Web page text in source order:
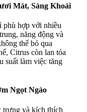
Mát, Sảng Khoái
phù hợp với nhiều
năng động và
thể bỏ qua
Citrus còn lan tỏa
suất làm việc tăng
Ngọt Ngào
trưng và kích thích